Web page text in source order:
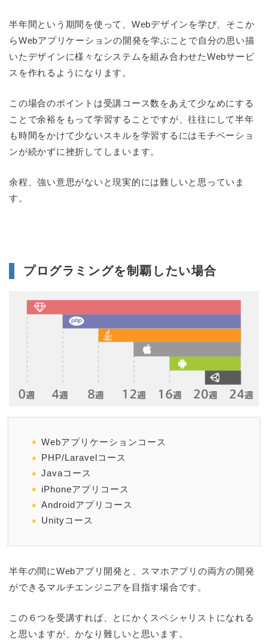
半年間という期間を使って、Webデザインを学び、そこか
らWebアプリケーションの開発を学ぶことで自分の思い描
いたデザインに様々なシステムを組み合わせたWebサービ
スを作れるようになります。
この場合のポイントは受講コース数をあえて少なめにする
ことで余裕をもって学習することですが、往往にして半年
も時間をかけて少ないスキルを学習するにはモチベーショ
ンが続かずに挫折してしまいます。
余程、強い意思がないと現実的には難しいと思っていま
す。
プログラミングを制覇したい場合
Webアプリケーションコース
PHP/Laravelコース
Javaコース
iPhoneアプリコース
Androidアプリコース
Unityコース
半年の間にWebアプリ開発と、スマホアプリの両方の開発
ができるマルチエンジニアを目指す場合です。
この６つを受講すれば、とにかくスペシャリストになれる
と思いますが、かなり難しいと思います。